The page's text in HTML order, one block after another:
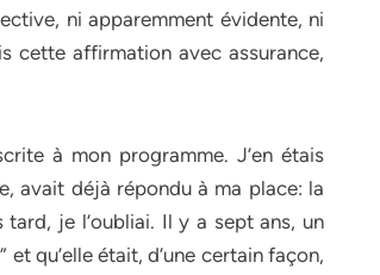
ni apparemment évidente, ni
cette affirmation avec assurance,
à mon programme. J’en étais
avait déjà répondu à ma place: la
tard, je l’oubliai. Il y a sept ans, un
qu’elle était, d’une certain façon,